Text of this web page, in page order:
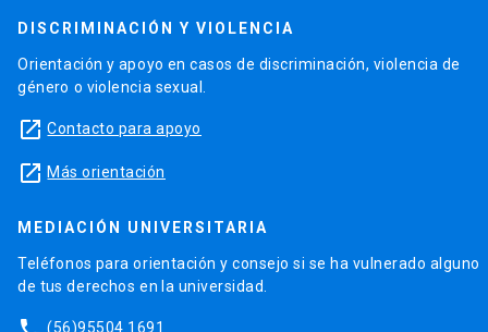
DISCRIMINACIÓN Y VIOLENCIA
Orientación y apoyo en casos de discriminación, violencia de
género o violencia sexual.
launch Contacto para apoyo
launch Más orientación
MEDIACIÓN UNIVERSITARIA
Teléfonos para orientación y consejo si se ha vulnerado alguno
de tus derechos en la universidad.
(56)95504 1691